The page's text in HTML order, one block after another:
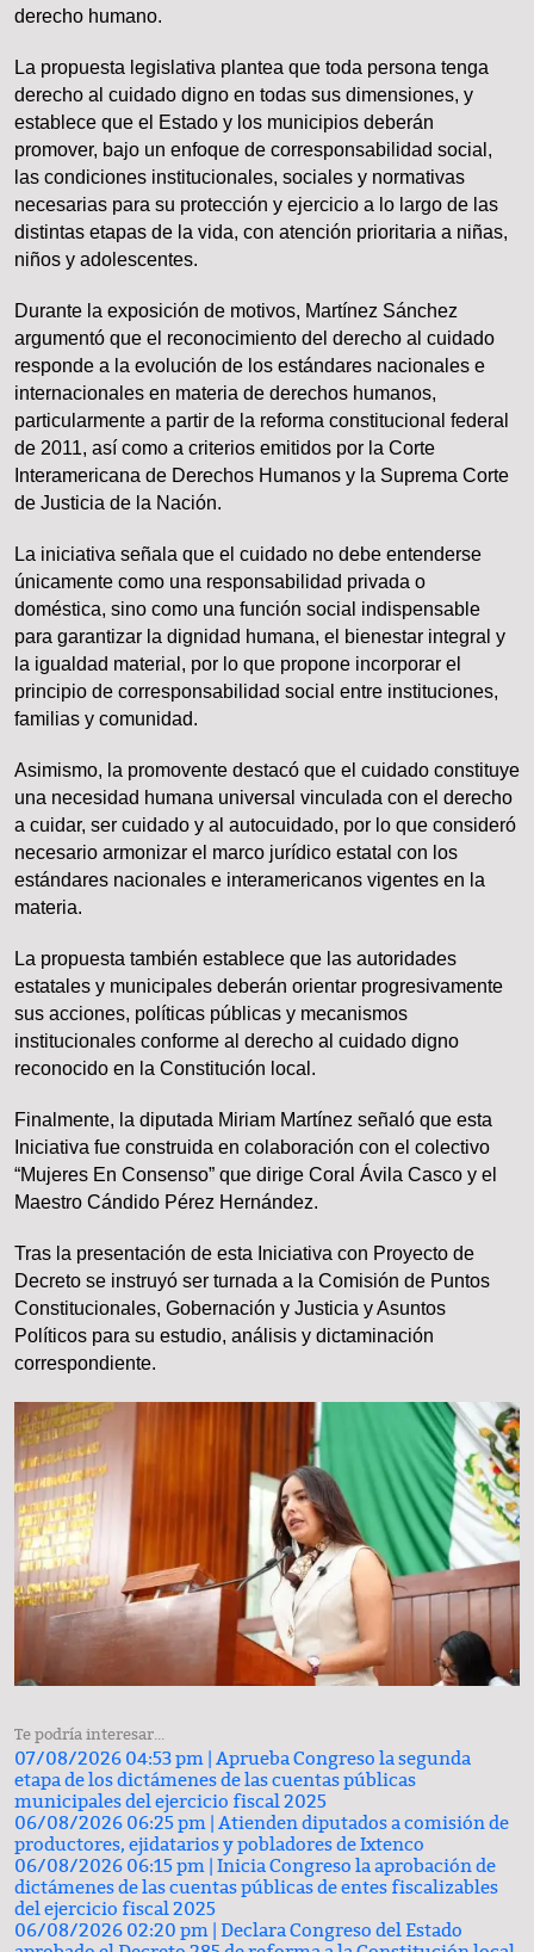
derecho humano.
La propuesta legislativa plantea que toda persona tenga
derecho al cuidado digno en todas sus dimensiones, y
establece que el Estado y los municipios deberán
promover, bajo un enfoque de corresponsabilidad social,
las condiciones institucionales, sociales y normativas
necesarias para su protección y ejercicio a lo largo de las
distintas etapas de la vida, con atención prioritaria a niñas,
niños y adolescentes.
Durante la exposición de motivos, Martínez Sánchez
argumentó que el reconocimiento del derecho al cuidado
responde a la evolución de los estándares nacionales e
internacionales en materia de derechos humanos,
particularmente a partir de la reforma constitucional federal
de 2011, así como a criterios emitidos por la Corte
Interamericana de Derechos Humanos y la Suprema Corte
de Justicia de la Nación.
La iniciativa señala que el cuidado no debe entenderse
únicamente como una responsabilidad privada o
doméstica, sino como una función social indispensable
para garantizar la dignidad humana, el bienestar integral y
la igualdad material, por lo que propone incorporar el
principio de corresponsabilidad social entre instituciones,
familias y comunidad.
Asimismo, la promovente destacó que el cuidado constituye
una necesidad humana universal vinculada con el derecho
a cuidar, ser cuidado y al autocuidado, por lo que consideró
necesario armonizar el marco jurídico estatal con los
estándares nacionales e interamericanos vigentes en la
materia.
La propuesta también establece que las autoridades
estatales y municipales deberán orientar progresivamente
sus acciones, políticas públicas y mecanismos
institucionales conforme al derecho al cuidado digno
reconocido en la Constitución local.
Finalmente, la diputada Miriam Martínez señaló que esta
Iniciativa fue construida en colaboración con el colectivo
“Mujeres En Consenso” que dirige Coral Ávila Casco y el
Maestro Cándido Pérez Hernández.
Tras la presentación de esta Iniciativa con Proyecto de
Decreto se instruyó ser turnada a la Comisión de Puntos
Constitucionales, Gobernación y Justicia y Asuntos
Políticos para su estudio, análisis y dictaminación
correspondiente.
Te podría interesar...
07/08/2026 04:53 pm | Aprueba Congreso la segunda
etapa de los dictámenes de las cuentas públicas
municipales del ejercicio fiscal 2025
06/08/2026 06:25 pm | Atienden diputados a comisión de
productores, ejidatarios y pobladores de Ixtenco
06/08/2026 06:15 pm | Inicia Congreso la aprobación de
dictámenes de las cuentas públicas de entes fiscalizables
del ejercicio fiscal 2025
06/08/2026 02:20 pm | Declara Congreso del Estado